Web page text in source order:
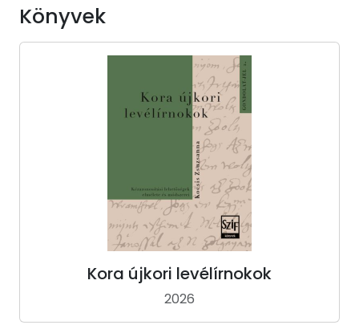
Könyvek
Kora újkori levélírnokok
2026